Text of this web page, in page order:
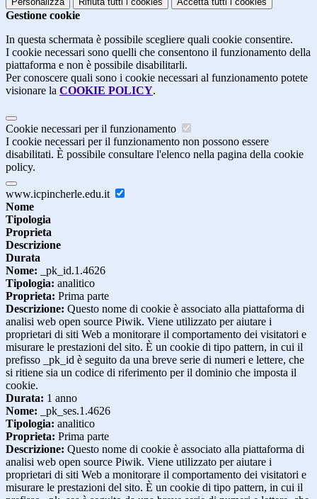
Gestione cookie
In questa schermata è possibile scegliere quali cookie consentire.
I cookie necessari sono quelli che consentono il funzionamento della
piattaforma e non è possibile disabilitarli.
Per conoscere quali sono i cookie necessari al funzionamento potete
visionare la COOKIE POLICY.
Cookie necessari per il funzionamento
I cookie necessari per il funzionamento non possono essere
disabilitati. È possibile consultare l'elenco nella pagina della cookie
policy.
www.icpincherle.edu.it
Nome
Tipologia
Proprieta
Descrizione
Durata
Nome: _pk_id.1.4626
Tipologia: analitico
Proprieta: Prima parte
Descrizione: Questo nome di cookie è associato alla piattaforma di
analisi web open source Piwik. Viene utilizzato per aiutare i
proprietari di siti Web a monitorare il comportamento dei visitatori e
misurare le prestazioni del sito. È un cookie di tipo pattern, in cui il
prefisso _pk_id è seguito da una breve serie di numeri e lettere, che
si ritiene sia un codice di riferimento per il dominio che imposta il
cookie.
Durata: 1 anno
Nome: _pk_ses.1.4626
Tipologia: analitico
Proprieta: Prima parte
Descrizione: Questo nome di cookie è associato alla piattaforma di
analisi web open source Piwik. Viene utilizzato per aiutare i
proprietari di siti Web a monitorare il comportamento dei visitatori e
misurare le prestazioni del sito. È un cookie di tipo pattern, in cui il